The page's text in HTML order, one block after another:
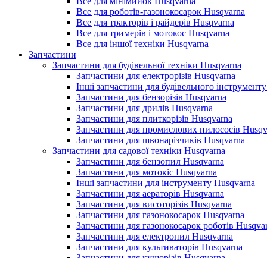
Все для роботів-газонокосарок Husqvarna
Все для тракторів і райдерів Husqvarna
Все для тримерів і мотокос Husqvarna
Все для іншої техніки Husqvarna
Запчастини
Запчастини для будівельної техніки Husqvarna
Запчастини для електрорізів Husqvarna
Інші запчастини для будівельного
Запчастини для бензорізів Husqvarna
Запчастини для дрилів Husqvarna
Запчастини для плиткорізів Husqvarna
Запчастини для промислових пилососів
Запчастини для швонарізчиків Husqvarna
Запчастини для садової техніки Husqvarna
Запчастини для бензопил Husqvarna
Запчастини для мотокіс Husqvarna
Інші запчастини для інструменту Husqvarna
Запчастини для аераторів Husqvarna
Запчастини для висоторізів Husqvarna
Запчастини для газонокосарок Husqvarna
Запчастини для газонокосарок роботів
Запчастини для електропил Husqvarna
Запчастини для культиваторів Husqvarna